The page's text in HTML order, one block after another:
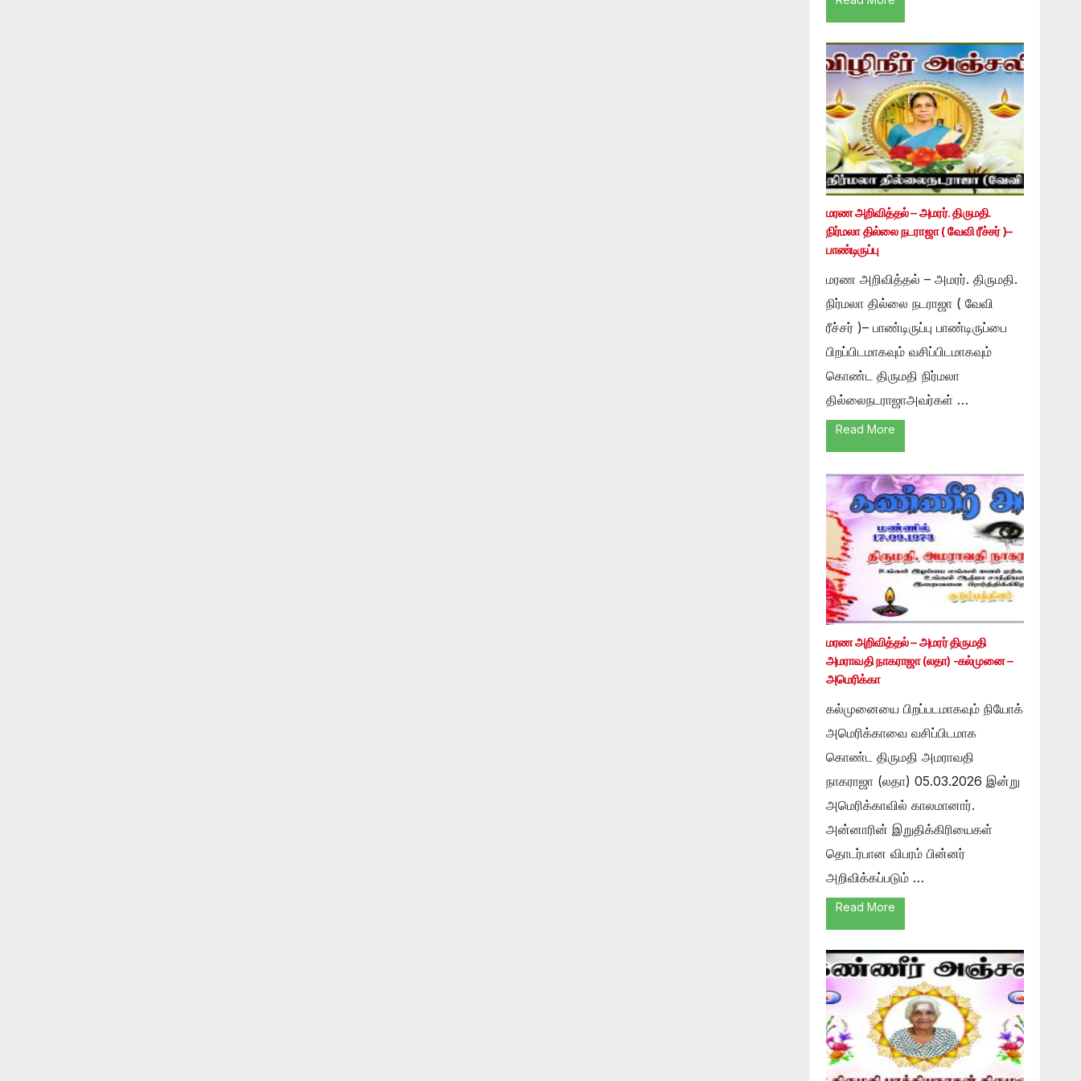
மரண அறிவித்தல் – அமரர். திருமதி.
நிர்மலா தில்லை நடராஜா ( வேவி ரீச்சர் )–
பாண்டிருப்பு
மரண அறிவித்தல் – அமரர். திருமதி.
நிர்மலா தில்லை நடராஜா ( வேவி
ரீச்சர் )– பாண்டிருப்பு பாண்டிருப்பை
பிறப்பிடமாகவும் வசிப்பிடமாகவும்
கொண்ட திருமதி நிர்மலா
தில்லைநடராஜாஅவர்கள் …
Read More
மரண அறிவித்தல் – அமரர் திருமதி
அமராவதி நாகராஜா (லதா) -கல்முனை –
அமெரிக்கா
கல்முனையை பிறப்படமாகவும் நியோக்
அமெரிக்காவை வசிப்பிடமாக
கொண்ட திருமதி அமராவதி
நாகராஜா (லதா) 05.03.2026 இன்று
அமெரிக்காவில் காலமானார்.
அன்னாரின் இறுதிக்கிரியைகள்
தொடர்பான விபரம் பின்னர்
அறிவிக்கப்படும் …
Read More